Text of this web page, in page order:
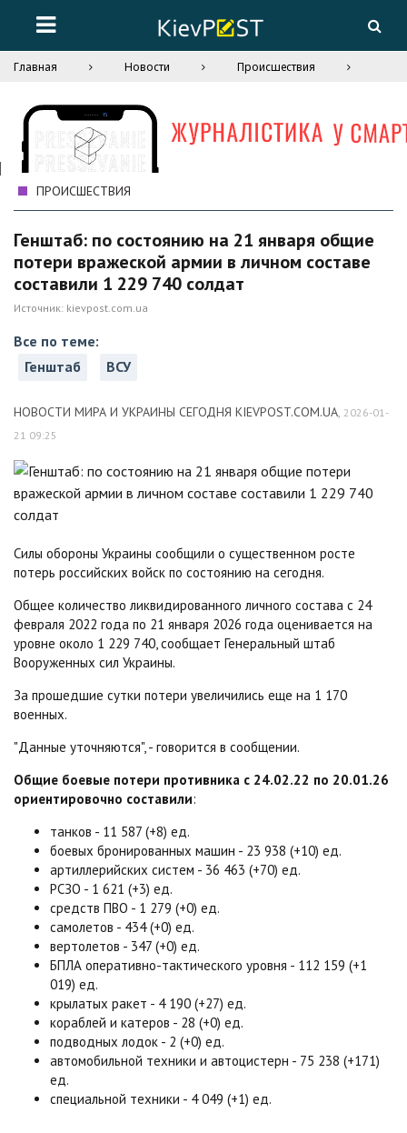
Главная Новости Происшествия
ПРОИСШЕСТВИЯ
Генштаб: по состоянию на 21 января общие
потери вражеской армии в личном составе
составили 1 229 740 солдат
Источник: kievpost.com.ua
Все по теме:
Генштаб
ВСУ
НОВОСТИ МИРА И УКРАИНЫ СЕГОДНЯ KIEVPOST.COM.UA, 2026-01-
21 09:25
Силы обороны Украины сообщили о существенном росте
потерь российских войск по состоянию на сегодня.
Общее количество ликвидированного личного состава с 24
февраля 2022 года по 21 января 2026 года оценивается на
уровне около 1 229 740, сообщает Генеральный штаб
Вооруженных сил Украины.
За прошедшие сутки потери увеличились еще на 1 170
военных.
"Данные уточняются", - говорится в сообщении.
Общие боевые потери противника с 24.02.22 по 20.01.26
ориентировочно составили:
танков - 11 587 (+8) ед.
боевых бронированных машин - 23 938 (+10) ед.
артиллерийских систем - 36 463 (+70) ед.
РСЗО - 1 621 (+3) ед.
средств ПВО - 1 279 (+0) ед.
самолетов - 434 (+0) ед.
вертолетов - 347 (+0) ед.
БПЛА оперативно-тактического уровня - 112 159 (+1
019) ед.
крылатых ракет - 4 190 (+27) ед.
кораблей и катеров - 28 (+0) ед.
подводных лодок - 2 (+0) ед.
автомобильной техники и автоцистерн - 75 238 (+171)
ед.
специальной техники - 4 049 (+1) ед.